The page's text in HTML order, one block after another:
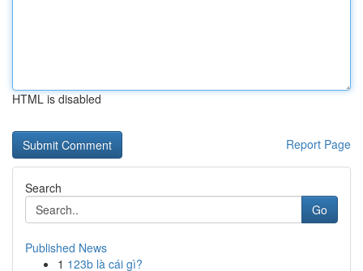
HTML is disabled
Report Page
Search
Go
Published News
1 123b là cái gì?